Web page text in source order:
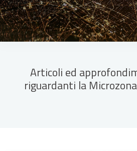
Articoli ed
riguardanti la